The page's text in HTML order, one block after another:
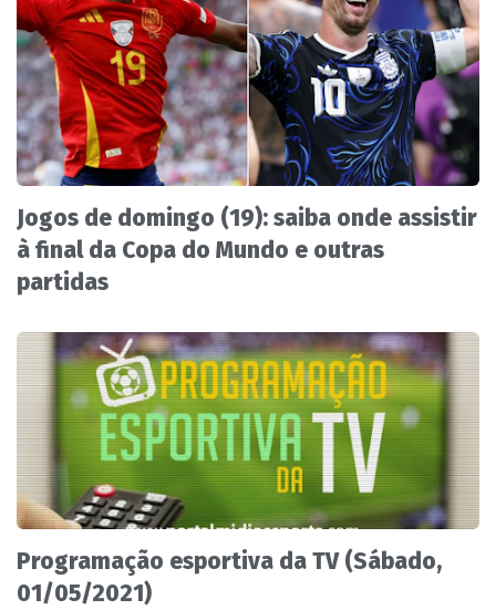
Jogos de domingo (19): saiba onde assistir
à final da Copa do Mundo e outras
partidas
Programação esportiva da TV (Sábado,
01/05/2021)